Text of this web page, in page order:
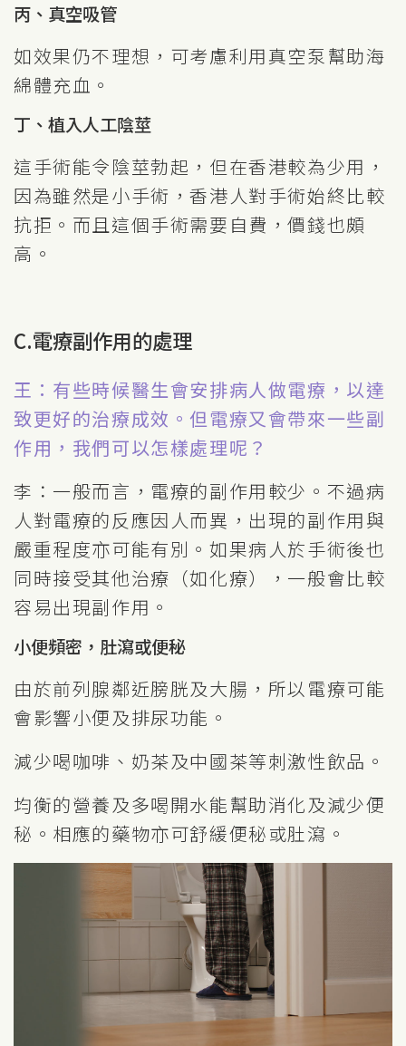
丙、真空吸管
如效果仍不理想，可考慮利用真空泵幫助海
綿體充血。
丁、植入人工陰莖
這手術能令陰莖勃起，但在香港較為少用，
因為雖然是小手術，香港人對手術始終比較
抗拒。而且這個手術需要自費，價錢也頗
高。
C.電療副作用的處理
王：有些時候醫生會安排病人做電療，以達
致更好的治療成效。但電療又會帶來一些副
作用，我們可以怎樣處理呢？
李：一般而言，電療的副作用較少。不過病
人對電療的反應因人而異，出現的副作用與
嚴重程度亦可能有別。如果病人於手術後也
同時接受其他治療（如化療），一般會比較
容易出現副作用。
小便頻密，肚瀉或便秘
由於前列腺鄰近膀胱及大腸，所以電療可能
會影響小便及排尿功能。
減少喝咖啡、奶茶及中國茶等刺激性飲品。
均衡的營養及多喝開水能幫助消化及減少便
秘。相應的藥物亦可舒緩便秘或肚瀉。